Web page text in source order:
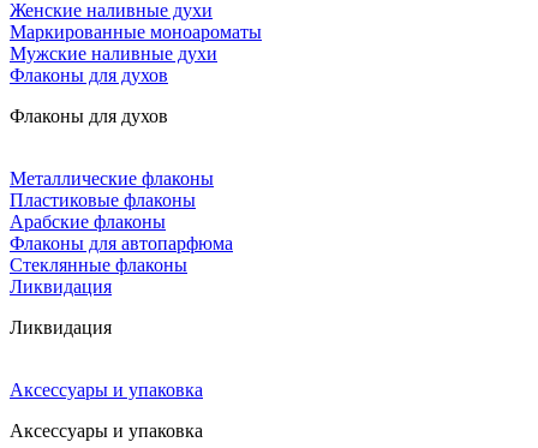
Женские наливные духи
Маркированные моноароматы
Мужские наливные духи
Флаконы для духов
Флаконы для духов
Металлические флаконы
Пластиковые флаконы
Арабские флаконы
Флаконы для автопарфюма
Стеклянные флаконы
Ликвидация
Ликвидация
Аксессуары и упаковка
Аксессуары и упаковка